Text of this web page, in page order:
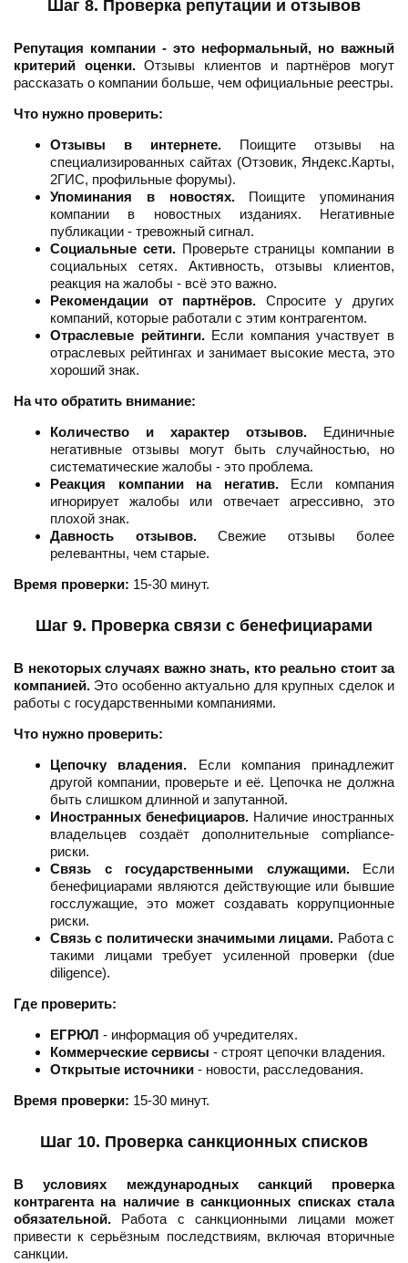
Шаг 8. Проверка репутации и отзывов
Репутация компании - это неформальный, но важный
критерий оценки.Отзывы клиентов и партнёров могут
рассказать о компании больше, чем официальные реестры.
Что нужно проверить:
Отзывы в интернете. Поищите отзывы на
специализированных сайтах (Отзовик, Яндекс.Карты,
2ГИС, профильные форумы).
Упоминания в новостях.Поищите упоминания
компании в новостных изданиях. Негативные
публикации - тревожный сигнал.
Социальные сети.Проверьте страницы компании в
социальных сетях. Активность, отзывы клиентов,
реакция на жалобы - всё это важно.
Рекомендации от партнёров. Спросите у других
компаний, которые работали с этим контрагентом.
Отраслевые рейтинги.Если компания участвует в
отраслевых рейтингах и занимает высокие места, это
хороший знак.
На что обратить внимание:
Количество и характер отзывов. Единичные
негативные отзывы могут быть случайностью, но
систематические жалобы - это проблема.
Реакция компании на негатив.Если компания
игнорирует жалобы или отвечает агрессивно, это
плохой знак.
Давность отзывов.Свежие отзывы более
релевантны, чем старые.
Время проверки: 15-30 минут.
Шаг 9. Проверка связи с бенефициарами
В некоторых случаях важно знать, кто реально стоит за
компанией. Это особенно актуально для крупных сделок и
работы с государственными компаниями.
Что нужно проверить:
Цепочку владения. Если компания принадлежит
другой компании, проверьте и её. Цепочка не должна
быть слишком длинной и запутанной.
Иностранных бенефициаров. Наличие иностранных
владельцев создаёт дополнительные compliance-
риски.
Связь с государственными служащими.Если
бенефициарами являются действующие или бывшие
госслужащие, это может создавать коррупционные
риски.
Связь с политически значимыми лицами. Работа с
такими лицами требует усиленной проверки (due
diligence).
Где проверить:
ЕГРЮЛ - информация об учредителях.
Коммерческие сервисы - строят цепочки владения.
Открытые источники - новости, расследования.
Время проверки: 15-30 минут.
Шаг 10. Проверка санкционных списков
В условиях международных санкций проверка
контрагента на наличие в санкционных списках стала
обязательной. Работа с санкционными лицами может
привести к серьёзным последствиям, включая вторичные
санкции.